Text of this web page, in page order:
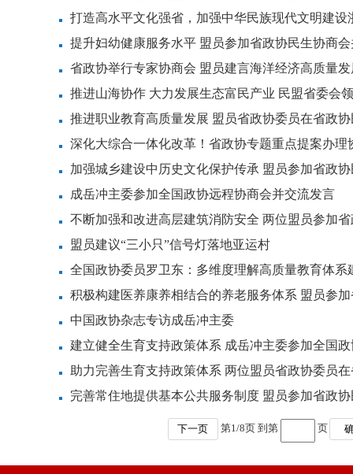
打造高水平文化强省，加强中华民族现代文明建
提升妇幼健康服务水平 盟员参加省政协民生协商
省政协举行专家协商会 盟员建言海洋经济高质量发
推进山海协作 大力发展生态富民产业 民盟省委会
推进职业教育高质量发展 盟员省政协委员在省政
深化大综合一体化改革！省政协专题重点提案办理
加强城乡建设中历史文化保护传承 盟员参加省政
成岳冲主委参加全国政协远程协商会并交流发言
不断加强和改进高层建筑消防安全 两位盟员参加
盟员建议“三小只”信号灯落地亚运村
全国政协委员罗卫东：多维度理解高质量教育体系
积极构建医养康养相结合的养老服务体系 盟员参
中国政协杂志专访成岳冲主委
建立健全生育支持政策体系 成岳冲主委参加全国
助力完善生育支持政策体系 两位盟员省政协委员
完善常住地提供基本公共服务制度 盟员参加省政
下一页 第1/8页 到第 页